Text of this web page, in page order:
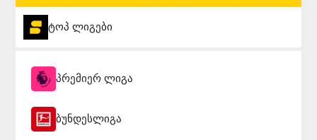
ტოპ ლიგები
პრემიერ ლიგა
ბუნდესლიგა